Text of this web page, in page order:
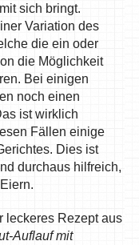
sich bringt.
Variation des
die ein oder
die Möglichkeit
Bei einigen
noch einen
ist wirklich
Fällen einige
Dies ist
durchaus hilfreich,
leckeres Rezept aus
Auflauf mit